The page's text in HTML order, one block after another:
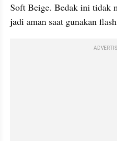
Soft Beige. Bedak ini tidak
jadi aman saat gunakan